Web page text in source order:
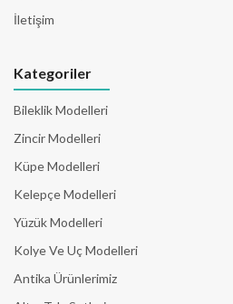
İletişim
Kategoriler
Bileklik Modelleri
Zincir Modelleri
Küpe Modelleri
Kelepçe Modelleri
Yüzük Modelleri
Kolye Ve Uç Modelleri
Antika Ürünlerimiz